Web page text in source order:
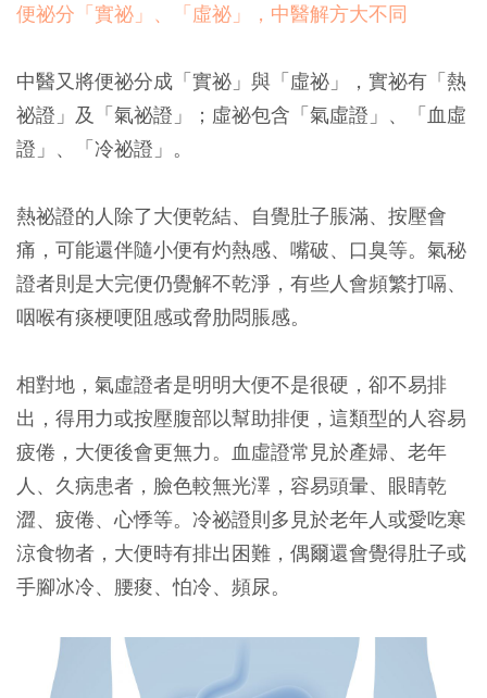
便祕分「實祕」、「虛祕」，中醫解方大不同
中醫又將便祕分成「實祕」與「虛祕」，實祕有「熱
祕證」及「氣祕證」；虛祕包含「氣虛證」、「血虛
證」、「冷祕證」。
熱祕證的人除了大便乾結、自覺肚子脹滿、按壓會
痛，可能還伴隨小便有灼熱感、嘴破、口臭等。氣秘
證者則是大完便仍覺解不乾淨，有些人會頻繁打嗝、
咽喉有痰梗哽阻感或脅肋悶脹感。
相對地，氣虛證者是明明大便不是很硬，卻不易排
出，得用力或按壓腹部以幫助排便，這類型的人容易
疲倦，大便後會更無力。血虛證常見於產婦、老年
人、久病患者，臉色較無光澤，容易頭暈、眼睛乾
澀、疲倦、心悸等。冷祕證則多見於老年人或愛吃寒
涼食物者，大便時有排出困難，偶爾還會覺得肚子或
手腳冰冷、腰痠、怕冷、頻尿。